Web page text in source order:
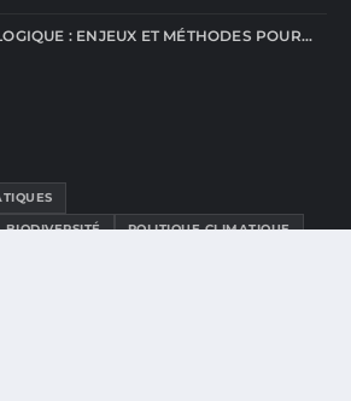
: ENJEUX ET MÉTHODES POUR…
BIODIVERSITÉ
POLITIQUE CLIMATIQUE